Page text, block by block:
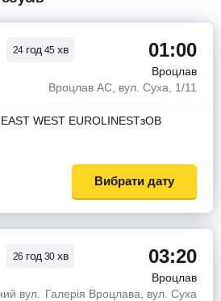
24 год 45 хв 01:00
Вроцлав
Вроцлав АС, вул. Суха, 1/11
WEST EUROLINESТзОВ
Вибрати дату
26 год 30 хв 03:20
Вроцлав
вул.
Галерія Вроцлава, вул. Суха